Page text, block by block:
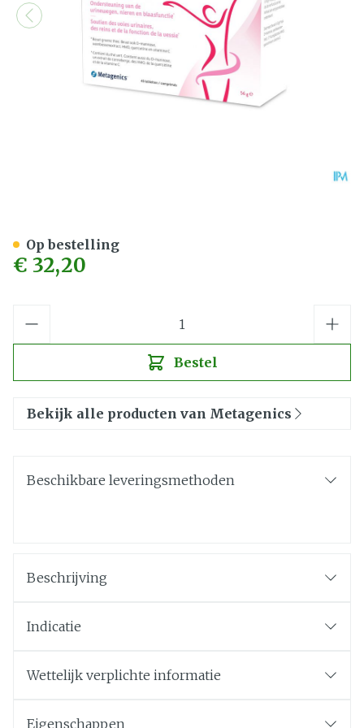
€ 32,20
Bestel
Op bestelling
Bekijk alle producten van Metagenics
Beschikbare leveringsmethoden
Beschrijving
Indicatie
Wettelijk verplichte informatie
Eigenschappen